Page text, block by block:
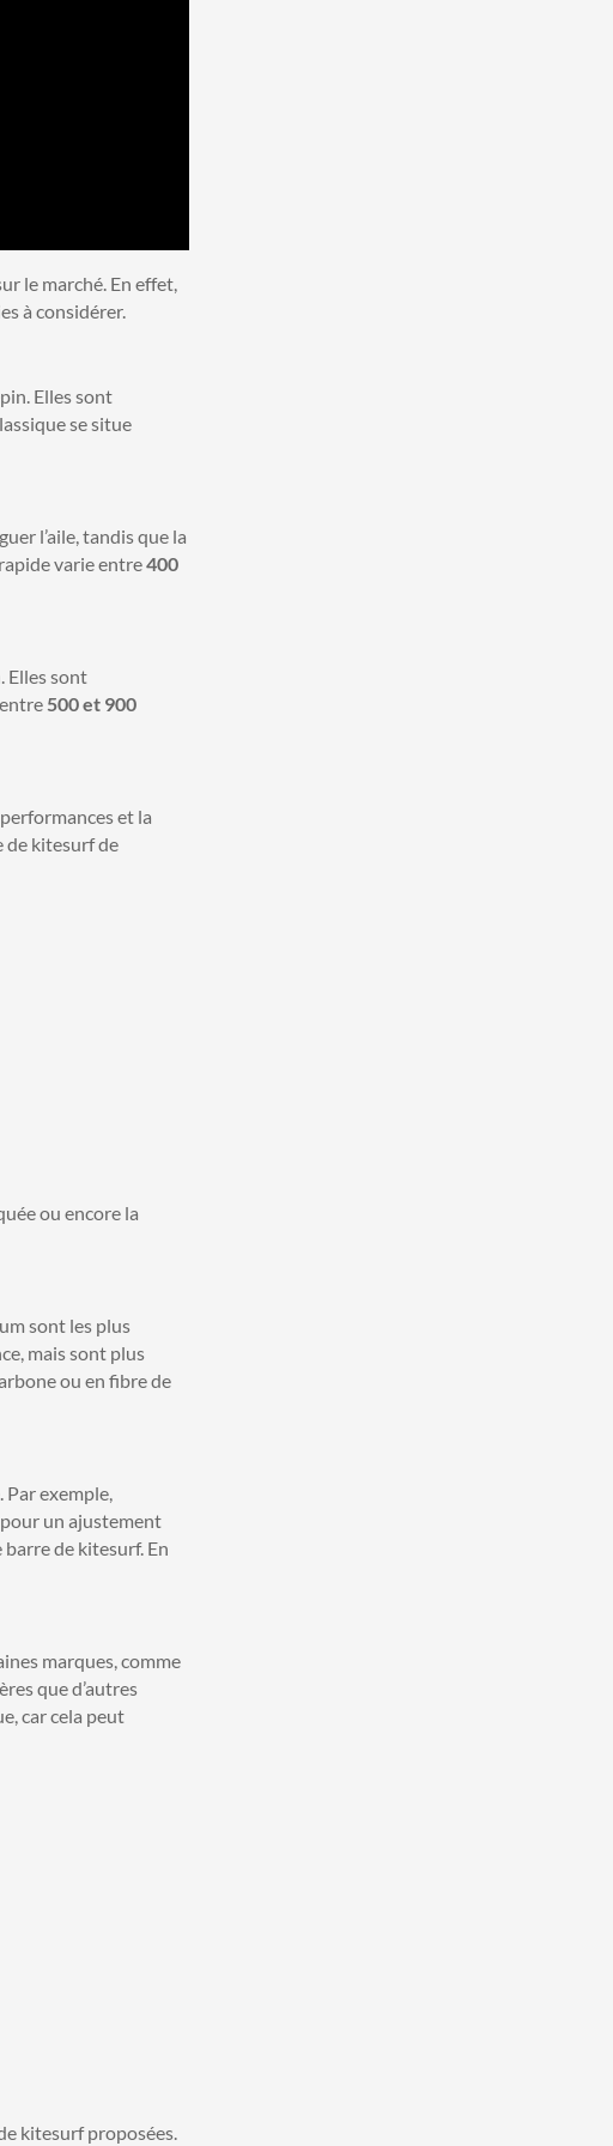
le marché. En effet,
à considérer.
Elles sont
se situe
l’aile, tandis que la
varie entre400
Elles sont
500 et 900
et la
de kitesurf de
ou encore la
sont les plus
mais sont plus
ou en fibre de
exemple,
un ajustement
de kitesurf. En
marques, comme
que d’autres
car cela peut
kitesurf proposées.